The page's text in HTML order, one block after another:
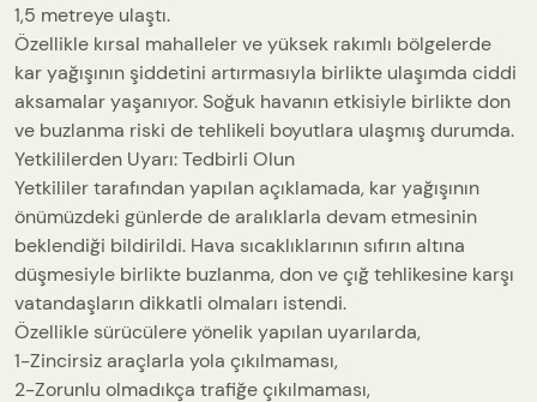
1,5 metreye ulaştı.
Özellikle kırsal mahalleler ve yüksek rakımlı bölgelerde
kar yağışının şiddetini artırmasıyla birlikte ulaşımda ciddi
aksamalar yaşanıyor. Soğuk havanın etkisiyle birlikte don
ve buzlanma riski de tehlikeli boyutlara ulaşmış durumda.
Yetkililerden Uyarı: Tedbirli Olun
Yetkililer tarafından yapılan açıklamada, kar yağışının
önümüzdeki günlerde de aralıklarla devam etmesinin
beklendiği bildirildi. Hava sıcaklıklarının sıfırın altına
düşmesiyle birlikte buzlanma, don ve çığ tehlikesine karşı
vatandaşların dikkatli olmaları istendi.
Özellikle sürücülere yönelik yapılan uyarılarda,
1-Zincirsiz araçlarla yola çıkılmaması,
2-Zorunlu olmadıkça trafiğe çıkılmaması,